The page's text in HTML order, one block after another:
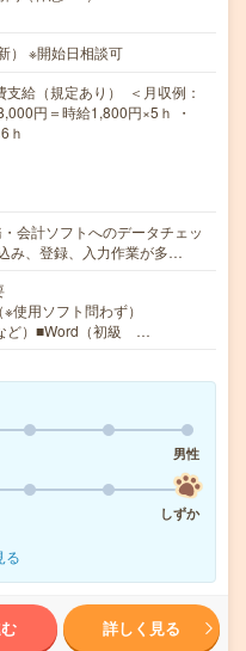
） ※開始日相談可
給（規定あり） ＜月収例：
円＝時給1,800円×5ｈ ・
ｈ
会計ソフトへのデータチェッ
み、登録、入力作業が多…
使用ソフト問わず）
ど）■Word（初級 …
男性
しずか
る
詳しく見る